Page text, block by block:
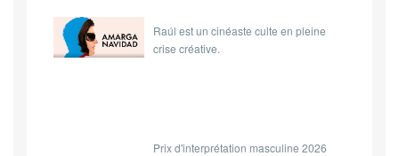
Raúl est un cinéaste culte en pleine
crise créative.
Prix d'interprétation masculine 2026